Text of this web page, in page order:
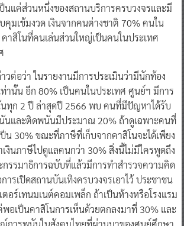
นแค่ส่วนหนึ่งของสถานบริการครบวงจรและมี
มเข้มงวด เงินจากคนต่างชาติ 70% คนใน
าสิโนที่คนเล่นส่วนใหญ่เป็นคนในประเทศ
วต่อว่า ในรายงานมีการประเมินว่ามีนักท้อง
ท่านั้น อีก 80% เป็นคนในประเทศ ศูนย์ฯ มีการ
ทุก 2 ปี ล่าสุดปี 2566 พบ คนที่มีปัญหาได้รับ
นและติดพนันมีประมาณ 20% ถ้าดูเฉพาะคนที่
น 30% ขณะที่ภาษีที่เก็บจากคาสิโนจะได้เพียง
เงินภาษีไปดูแลคนกว่า 30% สิ่งนี้ไม่มีใครพูดถึง
รรมาธิการฉบับที่แล้วมีการทำสำรวจความคิด
ารเปิดสถานบันเทิงครบวงจรเอาไว้ ประชาชน
ตอร์เทนมเนต์คอมเพล็ก ถ้าเป็นห้างหรือโรงแรม
อเป็นคาสิโนการเห็นด้วยตกลงมาที่ 30% และ